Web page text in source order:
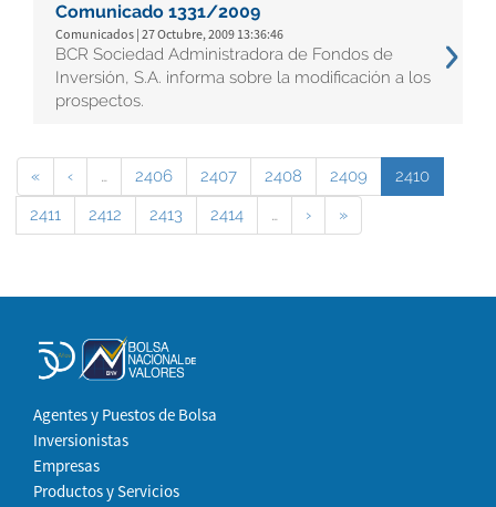
Comunicado 1331/2009
Comunicados | 27 Octubre, 2009 13:36:46
BCR Sociedad Administradora de Fondos de
Inversión, S.A. informa sobre la modificación a los
prospectos.
« ‹ … 2406 2407 2408 2409
2410
2411
2412 2413 2414 … › »
Agentes y Puestos de Bolsa
Inversionistas
Empresas
Productos y Servicios